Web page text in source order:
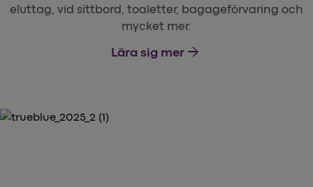
eluttag, vid sittbord, toaletter, bagageförvaring och
mycket mer.
Lära sig mer arrow_forward